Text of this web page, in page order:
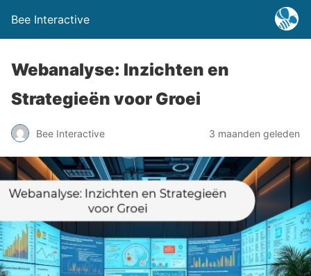
Bee Interactive
Webanalyse: Inzichten en
Strategieën voor Groei
Bee Interactive 3 maanden geleden